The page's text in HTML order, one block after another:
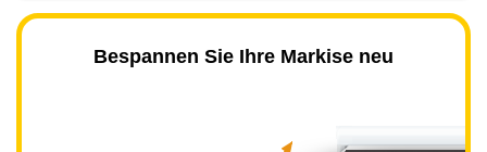
Bespannen Sie Ihre Markise neu